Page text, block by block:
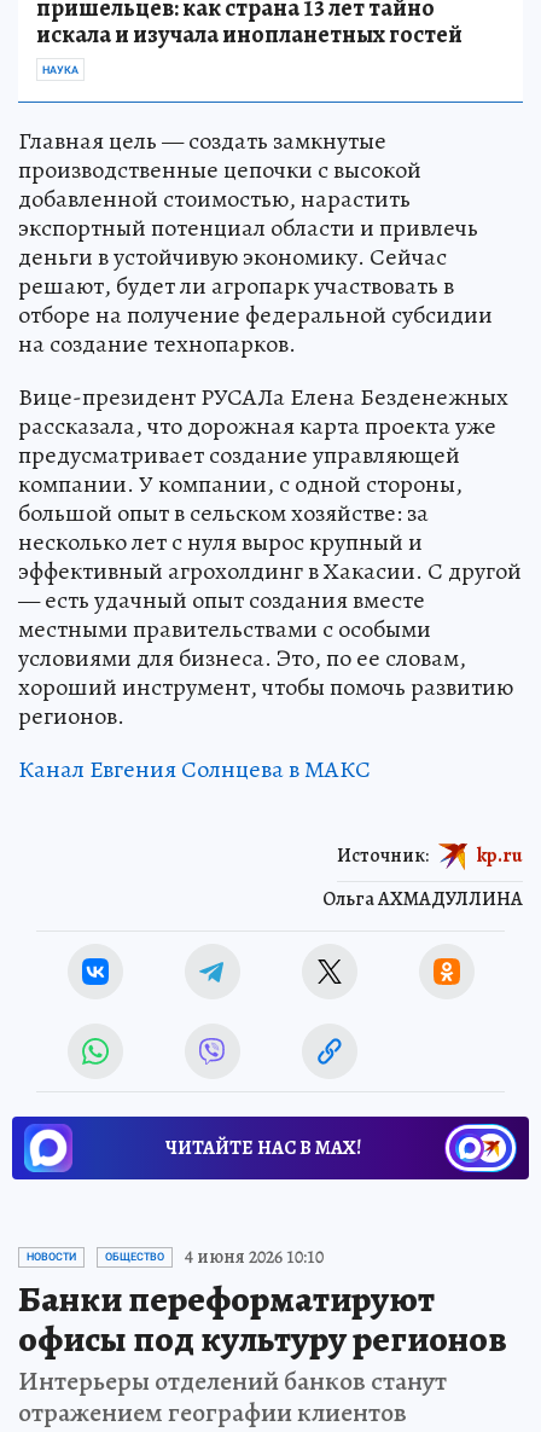
пришельцев: как страна 13 лет тайно
искала и изучала инопланетных гостей
НАУКА
Главная цель — создать замкнутые
производственные цепочки с высокой
добавленной стоимостью, нарастить
экспортный потенциал области и привлечь
деньги в устойчивую экономику. Сейчас
решают, будет ли агропарк участвовать в
отборе на получение федеральной субсидии
на создание технопарков.
Вице-президент РУСАЛа Елена Безденежных
рассказала, что дорожная карта проекта уже
предусматривает создание управляющей
компании. У компании, с одной стороны,
большой опыт в сельском хозяйстве: за
несколько лет с нуля вырос крупный и
эффективный агрохолдинг в Хакасии. С другой
— есть удачный опыт создания вместе
местными правительствами с особыми
условиями для бизнеса. Это, по ее словам,
хороший инструмент, чтобы помочь развитию
регионов.
Канал Евгения Солнцева в МАКС
Ольга АХМАДУЛЛИНА
Источник: kp.ru
ЧИТАЙТЕ НАС В МАХ!
НОВОСТИ ОБЩЕСТВО 4 июня 2026 10:10
Банки переформатируют
офисы под культуру регионов
Интерьеры отделений банков станут
отражением географии клиентов